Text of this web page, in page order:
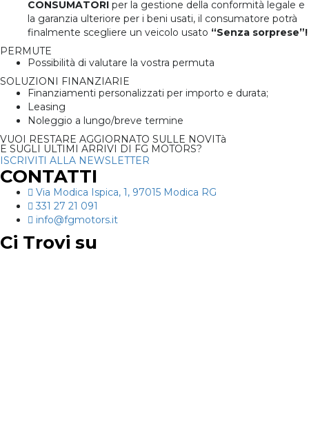
CONSUMATORI per la gestione della conformità legale e
la garanzia ulteriore per i beni usati, il consumatore potrà
finalmente scegliere un veicolo usato “Senza sorprese”!
PERMUTE
Possibilità di valutare la vostra permuta
SOLUZIONI FINANZIARIE
Finanziamenti personalizzati per importo e durata;
Leasing
Noleggio a lungo/breve termine
VUOI RESTARE AGGIORNATO SULLE NOVITà
E SUGLI ULTIMI ARRIVI DI FG MOTORS?
ISCRIVITI ALLA NEWSLETTER
CONTATTI
Via Modica Ispica, 1, 97015 Modica RG
331 27 21 091
info@fgmotors.it
Ci Trovi su